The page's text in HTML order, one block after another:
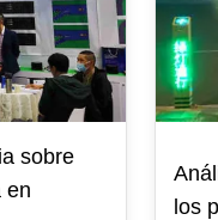
sobre
en
los